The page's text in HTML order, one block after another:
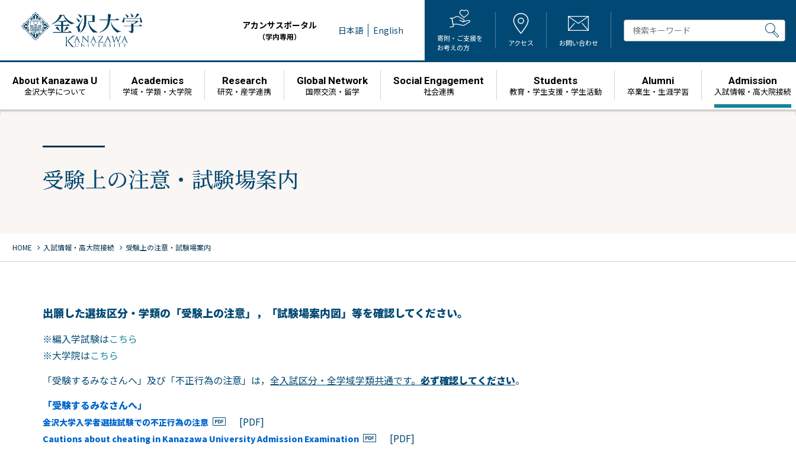
アカンサスポータル
（学内専用） 日本語 English
寄附・ご支援を
お考えの方
アクセス お問い合わせ
About Kanazawa U
金沢大学について
Academics
学域・学類・大学院
Research
研究・産学連携
Global Network
国際交流・留学
Social Engagement
社会連携
Students
教育・学生支援・学生活動
Alumni
卒業生・生涯学習
Admission
⼊試情報・高大院接続
受験上の注意・試験場案内
HOME chevron_right ⼊試情報・高大院接続 chevron_right 受験上の注意・試験場案内
出願した選抜区分・学類の「受験上の注意」，「試験場案内図」等を確認してください。
※編入学試験はこちら
※大学院はこちら
「受験するみなさんへ」及び「不正行為の注意」は， 全入試区分・全学域学類共通です。 必ず確認してください。
「受験するみなさんへ」
金沢大学入学者選抜試験での不正行為の注意 [PDF]
Cautions about cheating in Kanazawa University Admission Examination [PDF]